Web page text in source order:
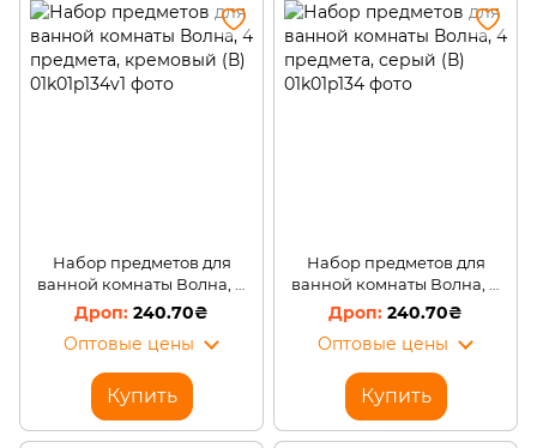
Набор предметов для
ванной комнаты Волна, 4
предмета, кремовый (В)
240.70₴
Оптовые цены
Купить
Набор предметов для
ванной комнаты Волна, 4
предмета, серый (В)
240.70₴
Оптовые цены
Купить